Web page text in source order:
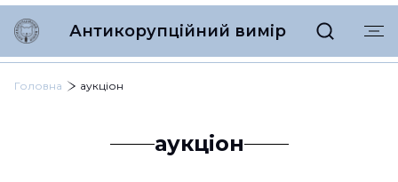
Антикорупційний вимір
Головна аукціон
аукціон